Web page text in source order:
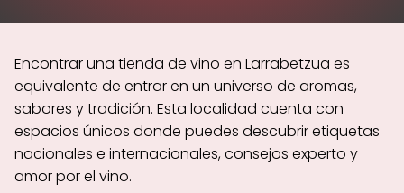
Encontrar una tienda de vino en Larrabetzua es
equivalente de entrar en un universo de aromas,
sabores y tradición. Esta localidad cuenta con
espacios únicos donde puedes descubrir etiquetas
nacionales e internacionales, consejos experto y
amor por el vino.